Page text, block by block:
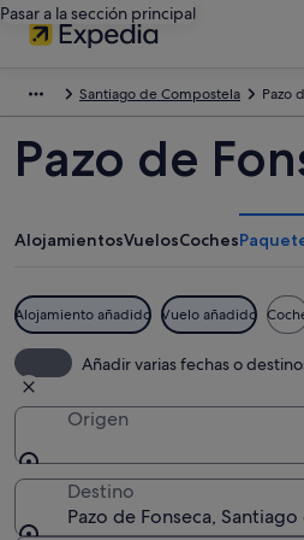
Pasar a la sección principal
Santiago de Compostela Pazo
Pazo de
AlojamientosVuelosCoches
Alojamiento añadido Vuelo añadido
Añadir varias fechas o
Origen
Destino
Pazo de Fonseca,